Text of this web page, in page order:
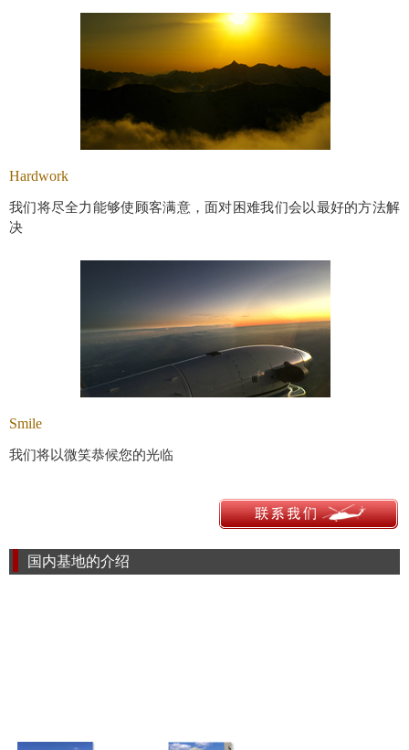
Hardwork
我们将尽全力能够使顾客满意，面对困难我们会以最好的方法解
决
Smile
我们将以微笑恭候您的光临
国内基地的介绍